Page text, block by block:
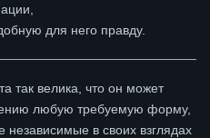
для него правду.
так велика, что он может
любую требуемую форму,
в своих взглядах